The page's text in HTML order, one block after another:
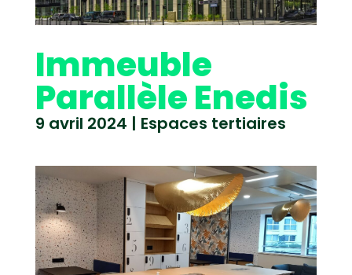
Immeuble
Parallèle Enedis
9 avril 2024 | Espaces tertiaires